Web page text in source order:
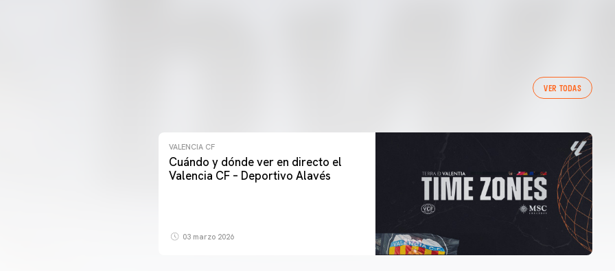
VER TODAS
VALENCIA CF
Cuándo y dónde ver en directo el
Valencia CF – Deportivo Alavés
03 marzo 2026